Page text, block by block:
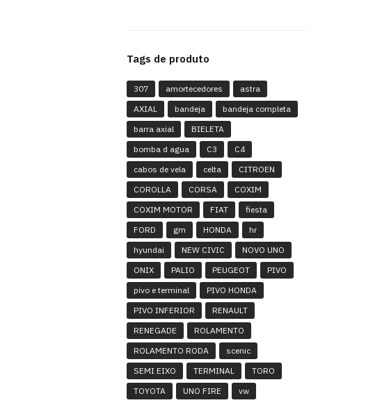
Tags de produto
307 amortecedores
astra
AXIAL
bandeja
bandeja completa
barra axial
BIELETA
bomba d agua
C3
C4
cabos de vela
celta
CITROEN
COROLLA
CORSA
COXIM
COXIM MOTOR
FIAT
fiesta
FORD
gm HONDA
hr
hyundai
NEW CIVIC
NOVO UNO
ONIX
PALIO PEUGEOT
PIVO
pivo e terminal
PIVO HONDA
PIVO INFERIOR
RENAULT
RENEGADE
ROLAMENTO
ROLAMENTO RODA
scenic
SEMI EIXO
TERMINAL
TORO
TOYOTA
UNO FIRE vw